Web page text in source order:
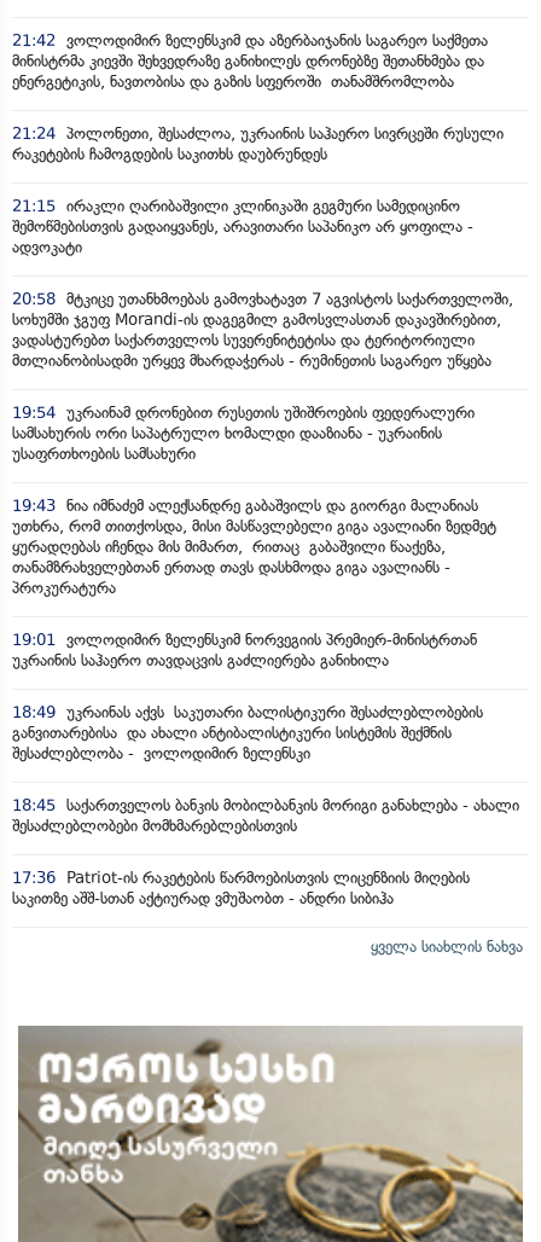
21:42
ვოლოდიმირ ზელენსკიმ და აზერბაიჯანის საგარეო საქმეთა
მინისტრმა კიევში შეხვედრაზე განიხილეს დრონებზე შეთანხმება და
ენერგეტიკის, ნავთობისა და გაზის სფეროში თანამშრომლობა
21:24 პოლონეთი, შესაძლოა, უკრაინის საჰაერო სივრცეში რუსული
რაკეტების ჩამოგდების საკითხს დაუბრუნდეს
21:15 ირაკლი ღარიბაშვილი კლინიკაში გეგმური სამედიცინო
შემოწმებისთვის გადაიყვანეს, არავითარი საპანიკო არ ყოფილა -
ადვოკატი
20:58 მტკიცე უთანხმოებას გამოვხატავთ 7 აგვისტოს საქართველოში,
სოხუმში ჯგუფ Morandi-ის დაგეგმილ გამოსვლასთან დაკავშირებით,
ვადასტურებთ საქართველოს სუვერენიტეტისა და ტერიტორიული
მთლიანობისადმი ურყევ მხარდაჭერას - რუმინეთის საგარეო უწყება
19:54 უკრაინამ დრონებით რუსეთის უშიშროების ფედერალური
სამსახურის ორი საპატრულო ხომალდი დააზიანა - უკრაინის
უსაფრთხოების სამსახური
19:43 ნია იმნაძემ ალექსანდრე გაბაშვილს და გიორგი მალანიას
უთხრა, რომ თითქოსდა, მისი მასწავლებელი გიგა ავალიანი ზედმეტ
ყურადღებას იჩენდა მის მიმართ, რითაც გაბაშვილი წააქეზა,
თანამზრახველებთან ერთად თავს დასხმოდა გიგა ავალიანს -
პროკურატურა
19:01
ვოლოდიმირ ზელენსკიმ ნორვეგიის პრემიერ-მინისტრთან
უკრაინის საჰაერო თავდაცვის გაძლიერება განიხილა
18:49 უკრაინას აქვს საკუთარი ბალისტიკური შესაძლებლობების
განვითარებისა და ახალი ანტიბალისტიკური სისტემის შექმნის
შესაძლებლობა - ვოლოდიმირ ზელენსკი
18:45 საქართველოს ბანკის მობილბანკის მორიგი განახლება - ახალი
შესაძლებლობები მომხმარებლებისთვის
17:36
Patriot-ის რაკეტების წარმოებისთვის ლიცენზიის მიღების
საკითზე აშშ-სთან აქტიურად ვმუშაობთ - ანდრი სიბიჰა
ყველა სიახლის ნახვა